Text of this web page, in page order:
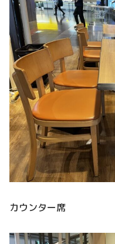
カウンター席